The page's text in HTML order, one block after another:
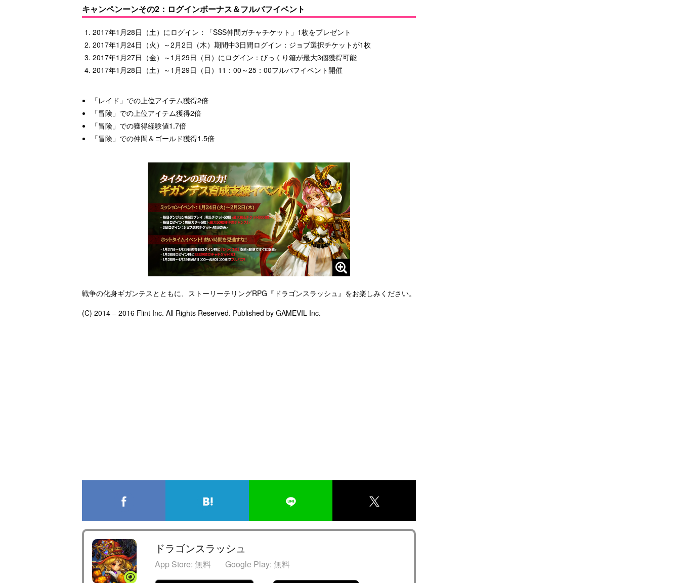
キャンペンーンその2：ログインボーナス＆フルバフイベント
2017年1月28日（土）にログイン：「SSS仲間ガチャチケット」1枚をプレゼント
2017年1月24日（火）～2月2日（木）期間中3日間ログイン：ジョブ選択チケットが1枚
2017年1月27日（金）～1月29日（日）にログイン：びっくり箱が最大3個獲得可能
2017年1月28日（土）～1月29日（日）11：00～25：00フルバフイベント開催
「レイド」での上位アイテム獲得2倍
「冒険」での上位アイテム獲得2倍
「冒険」での獲得経験値1.7倍
「冒険」での仲間＆ゴールド獲得1.5倍
戦争の化身ギガンテスとともに、ストーリーテリングRPG『ドラゴンスラッシュ』をお楽しみください。
(C) 2014 – 2016 Flint Inc. All Rights Reserved. Published by GAMEVIL Inc.
ドラゴンスラッシュ
App Store: 無料 Google Play: 無料